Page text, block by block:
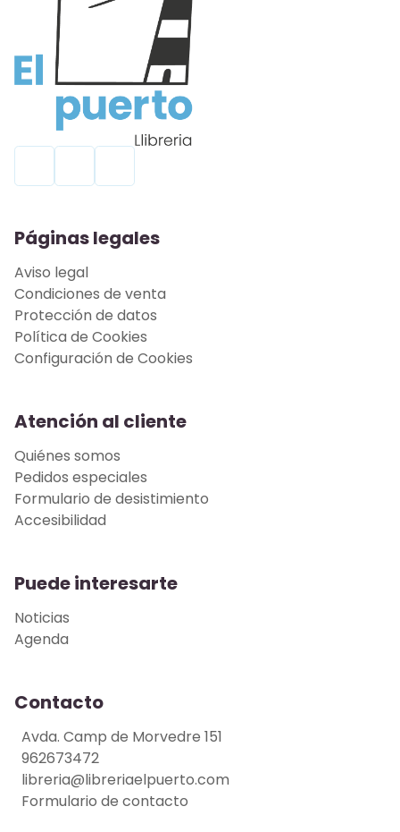
Páginas legales
Aviso legal
Condiciones de venta
Protección de datos
Política de Cookies
Configuración de Cookies
Atención al cliente
Quiénes somos
Pedidos especiales
Formulario de desistimiento
Accesibilidad
Puede interesarte
Noticias
Agenda
Contacto
Avda. Camp de Morvedre 151
962673472
libreria@libreriaelpuerto.com
Formulario de contacto